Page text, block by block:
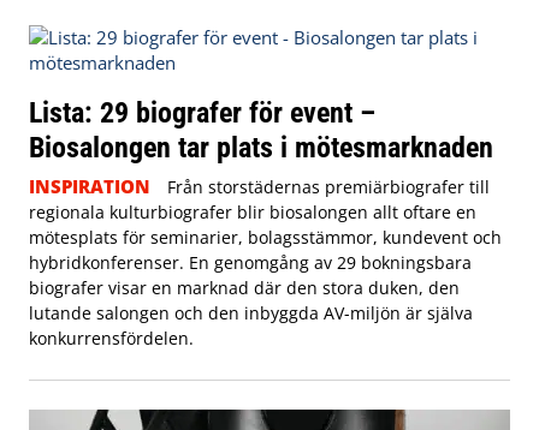
Lista: 29 biografer för event –
Biosalongen tar plats i mötesmarknaden
INSPIRATION
Från storstädernas premiärbiografer till
regionala kulturbiografer blir biosalongen allt oftare en
mötesplats för seminarier, bolagsstämmor, kundevent och
hybridkonferenser. En genomgång av 29 bokningsbara
biografer visar en marknad där den stora duken, den
lutande salongen och den inbyggda AV-miljön är själva
konkurrensfördelen.